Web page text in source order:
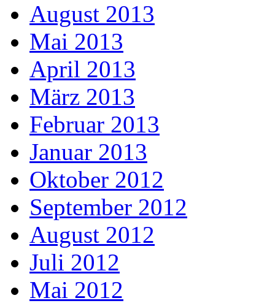
August 2013
Mai 2013
April 2013
März 2013
Februar 2013
Januar 2013
Oktober 2012
September 2012
August 2012
Juli 2012
Mai 2012